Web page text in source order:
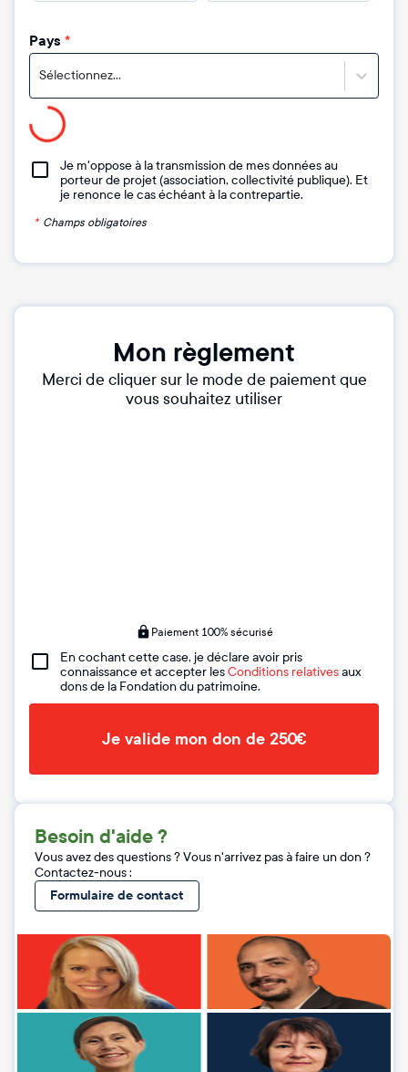
Pays *
Sélectionnez...
Je m'oppose à la transmission de mes données au
porteur de projet (association, collectivité publique). Et
je renonce le cas échéant à la contrepartie.
* Champs obligatoires
Mon règlement
Merci de cliquer sur le mode de paiement que
vous souhaitez utiliser
Paiement 100% sécurisé
En cochant cette case, je déclare avoir pris
connaissance et accepter lesConditions relativesaux
dons de la Fondation du patrimoine.
Je valide mon don de 250€
Besoin d'aide ?
Vous avez des questions ? Vous n'arrivez pas à faire un don ?
Contactez-nous :
Formulaire de contact